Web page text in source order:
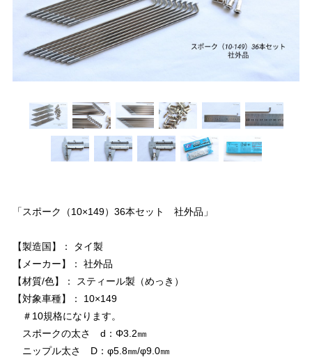
「スポーク（10×149）36本セット 社外品」
【製造国】： タイ製
【メーカー】： 社外品
【材質/色】： スティール製（めっき）
【対象車種】： 10×149
＃10規格になります。
スポークの太さ d：Φ3.2㎜
ニップル太さ D：φ5.8㎜/φ9.0㎜